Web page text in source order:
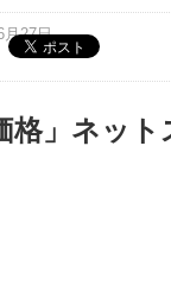
月27日
格」ネット